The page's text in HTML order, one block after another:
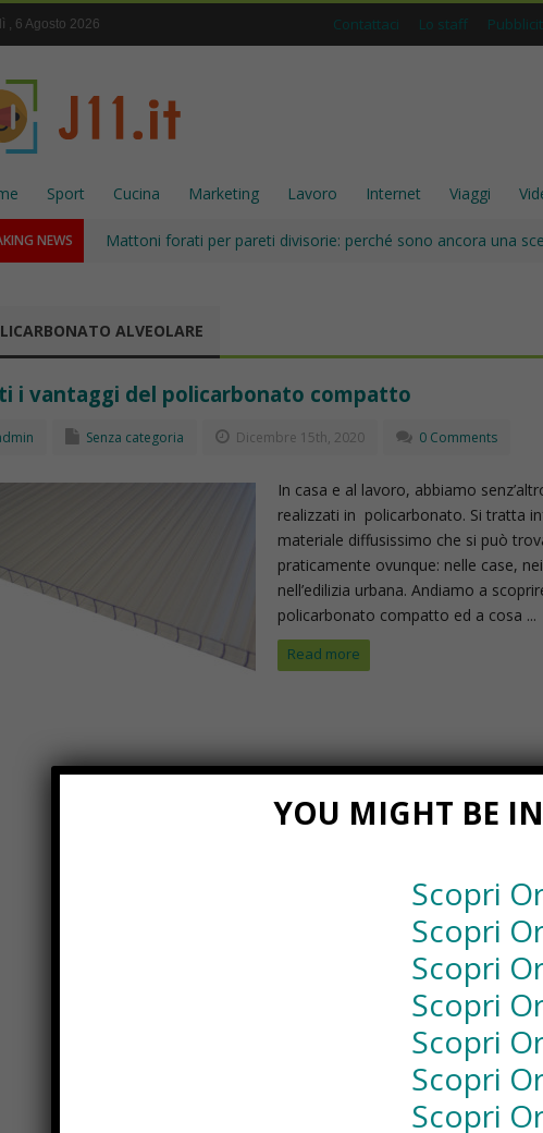
, 6 Agosto 2026 Contattaci Lo staff
Sport Cucina Marketing Lavoro Internet Viaggi
NEWS Mattoni forati per pareti divisorie: perché sono ancora una
ALVEOLARE
i vantaggi del policarbonato compatto
Senza categoria Dicembre 15th, 2020 0 Comments
In casa e al lavoro, abbiamo
realizzati in policarbonato. Si tratta
materiale diffusissimo che si può
praticamente ovunque: nelle case,
nell’edilizia urbana. Andiamo a
policarbonato compatto ed a cosa ...
Read more
YOU MIGHT BE
Scopri
Scopri
Scopri
Scopri
Scopri
Scopri
Scopri